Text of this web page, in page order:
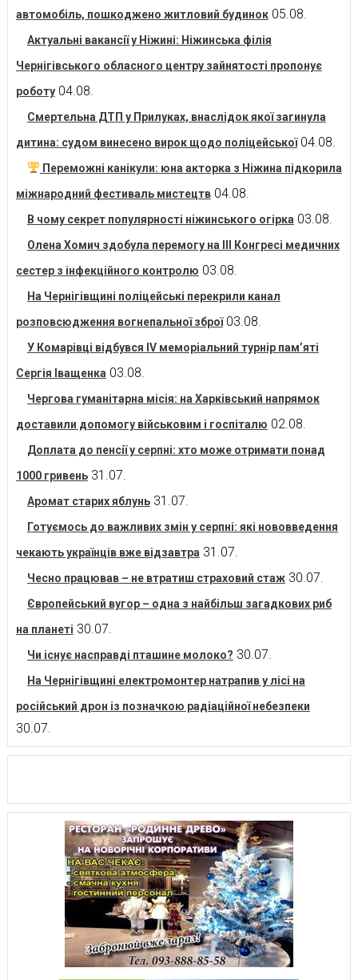
автомобіль, пошкоджено житловий будинок 05.08.
Актуальні вакансії у Ніжині: Ніжинська філія
Чернігівського обласного центру зайнятості пропонує
роботу 04.08.
Смертельна ДТП у Прилуках, внаслідок якої загинула
дитина: судом винесено вирок щодо поліцейської 04.08.
Переможні канікули: юна акторка з Ніжина підкорила
міжнародний фестиваль мистецтв 04.08.
В чому секрет популярності ніжинського огірка 03.08.
Олена Хомич здобула перемогу на ІІІ Конгресі медичних
сестер з інфекційного контролю 03.08.
На Чернігівщині поліцейські перекрили канал
розповсюдження вогнепальної зброї 03.08.
У Комарівці відбувся IV меморіальний турнір пам’яті
Сергія Іващенка 03.08.
Чергова гуманітарна місія: на Харківський напрямок
доставили допомогу військовим і госпіталю 02.08.
Доплата до пенсії у серпні: хто може отримати понад
1000 гривень 31.07.
Аромат старих яблунь 31.07.
Готуємось до важливих змін у серпні: які нововведення
чекають українців вже відзавтра 31.07.
Чесно працював – не втратиш страховий стаж 30.07.
Європейський вугор – одна з найбільш загадкових риб
на планеті 30.07.
Чи існує насправді пташине молоко? 30.07.
На Чернігівщині електромонтер натрапив у лісі на
російський дрон із позначкою радіаційної небезпеки
30.07.